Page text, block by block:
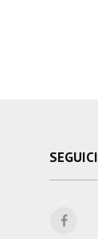
SEGUICI